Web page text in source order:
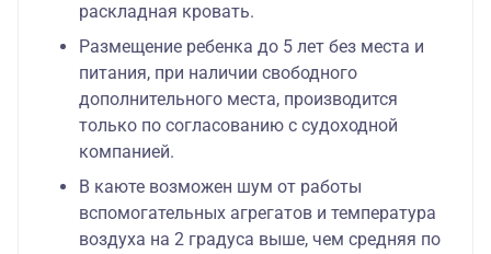
раскладная кровать.
Размещение ребенка до 5 лет без места и
питания, при наличии свободного
дополнительного места, производится
только по согласованию с судоходной
компанией.
В каюте возможен шум от работы
вспомогательных агрегатов и температура
воздуха на 2 градуса выше, чем средняя по